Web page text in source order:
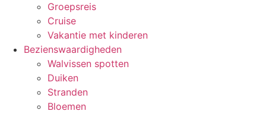
Groepsreis
Cruise
Vakantie met kinderen
Bezienswaardigheden
Walvissen spotten
Duiken
Stranden
Bloemen